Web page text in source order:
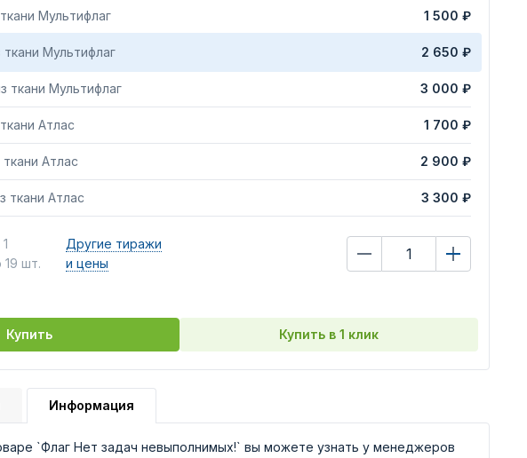
Мультифлаг 1 500 ₽
ткани Мультифлаг 2 650 ₽
ткани Мультифлаг 3 000 ₽
Атлас 1 700 ₽
ткани Атлас 2 900 ₽
ткани Атлас 3 300 ₽
19 шт.
Другие тиражи
и цены
Купить Купить в 1 клик
Информация
`Флаг Нет задач невыполнимых!` вы можете узнать у менеджеров